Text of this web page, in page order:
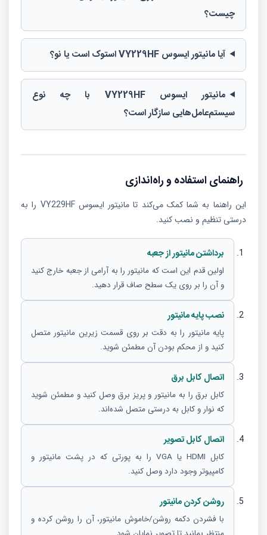
چیست؟
آیا مانیتور ایسوس VY229HF استوک است یا نو؟
مانیتور ایسوس VY229HF با چه نوع
سیستم‌عامل‌هایی سازگار است؟
راهنمای استفاده و راه‌اندازی
این راهنما به شما کمک می‌کند تا مانیتور ایسوس VY229HF را به
درستی تنظیم و نصب کنید.
برداشتن مانیتور از جعبه
اولین قدم این است که مانیتور را به آرامی از جعبه خارج کنید
و آن را بر روی یک سطح صاف قرار دهید.
نصب پایه مانیتور
پایه مانیتور را به دقت بر روی قسمت زیرین مانیتور متصل
کنید و از محکم بودن آن مطمئن شوید.
اتصال کابل برق
کابل برق را به مانیتور و پریز برق وصل کنید و مطمئن شوید
که نوار و کابل به درستی متصل شده‌اند.
اتصال کابل تصویر
کابل HDMI یا VGA را به پورتی که در پشت مانیتور و
کامپیوتر وجود دارد وصل کنید.
روشن کردن مانیتور
با فشردن دکمه روشن/خاموش مانیتور، آن را روشن کرده و